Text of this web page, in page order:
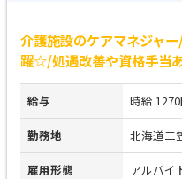
介護施設のケアマネジャ
躍☆/処遇改善や資格手当
給与 時給
勤務地 北海道三
雇用形態 アルバイ